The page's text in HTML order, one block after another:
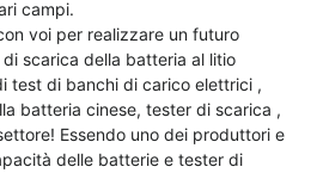
campi.
voi per realizzare un futuro
scarica della batteria al litio
test di banchi di carico elettrici ,
batteria cinese, tester di scarica ,
Essendo uno dei produttori e
delle batterie e tester di